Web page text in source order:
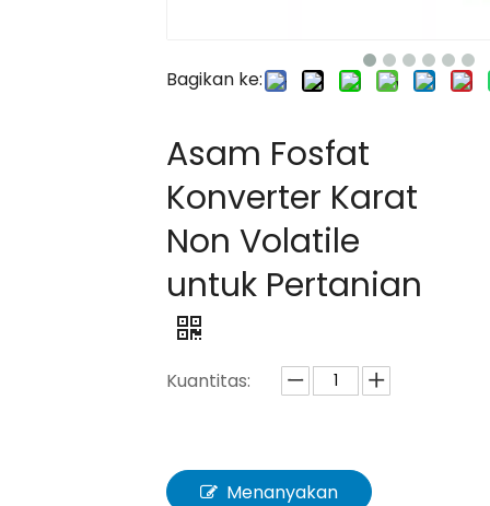
Bagikan ke:
Asam Fosfat
Konverter Karat
Non Volatile
untuk Pertanian
Kuantitas:
Menanyakan